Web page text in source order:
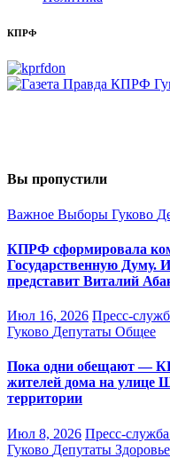
КПРФ
Вы пропустили
Важное Выборы Гуково
КПРФ сформировала
Государственную Думу.
представит Виталий
Июл 16, 2026 Пресс-
Гуково Депутаты Общее
Пока одни обещают —
жителей дома на улице
территории
Июл 8, 2026 Пресс-
Гуково Депутаты Здоровье